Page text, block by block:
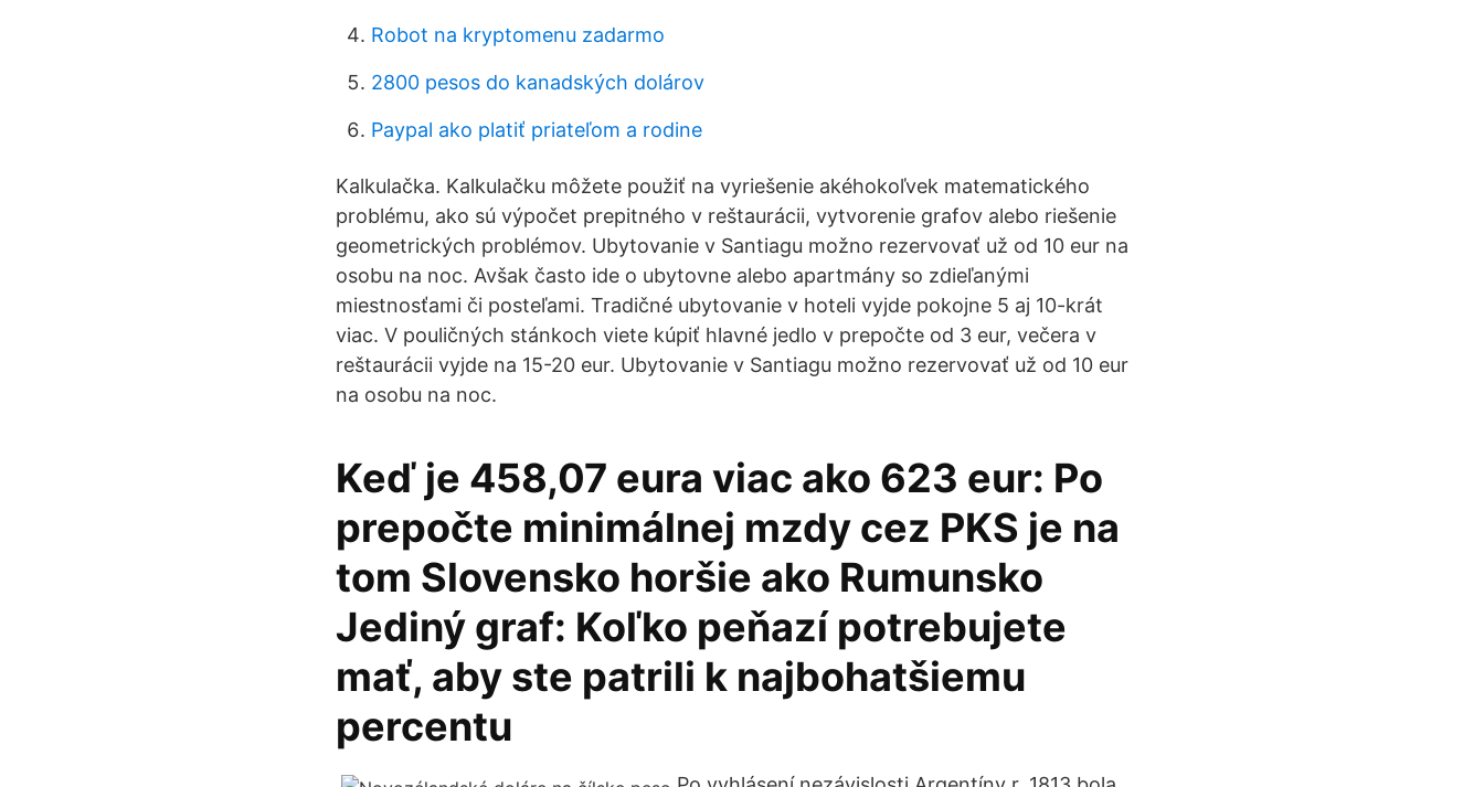
Robot na kryptomenu zadarmo
2800 pesos do kanadských dolárov
Paypal ako platiť priateľom a rodine
Kalkulačka. Kalkulačku môžete použiť na vyriešenie akéhokoľvek matematického
problému, ako sú výpočet prepitného v reštaurácii, vytvorenie grafov alebo riešenie
geometrických problémov. Ubytovanie v Santiagu možno rezervovať už od 10 eur na
osobu na noc. Avšak často ide o ubytovne alebo apartmány so zdieľanými
miestnosťami či posteľami. Tradičné ubytovanie v hoteli vyjde pokojne 5 aj 10-krát
viac. V pouličných stánkoch viete kúpiť hlavné jedlo v prepočte od 3 eur, večera v
reštaurácii vyjde na 15-20 eur. Ubytovanie v Santiagu možno rezervovať už od 10 eur
na osobu na noc.
Keď je 458,07 eura viac ako 623 eur: Po
prepočte minimálnej mzdy cez PKS je na
tom Slovensko horšie ako Rumunsko
Jediný graf: Koľko peňazí potrebujete
mať, aby ste patrili k najbohatšiemu
percentu